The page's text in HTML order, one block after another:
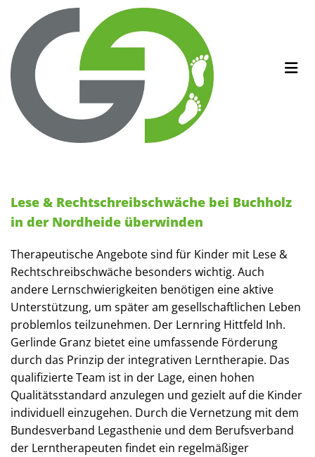
Zum Inhalt springen
Lese & Rechtschreibschwäche bei Buchholz
in der Nordheide überwinden
Therapeutische Angebote sind für Kinder mit Lese &
Rechtschreibschwäche besonders wichtig. Auch
andere Lernschwierigkeiten benötigen eine aktive
Unterstützung, um später am gesellschaftlichen Leben
problemlos teilzunehmen. Der Lernring Hittfeld Inh.
Gerlinde Granz bietet eine umfassende Förderung
durch das Prinzip der integrativen Lerntherapie. Das
qualifizierte Team ist in der Lage, einen hohen
Qualitätsstandard anzulegen und gezielt auf die Kinder
individuell einzugehen. Durch die Vernetzung mit dem
Bundesverband Legasthenie und dem Berufsverband
der Lerntherapeuten findet ein regelmäßiger